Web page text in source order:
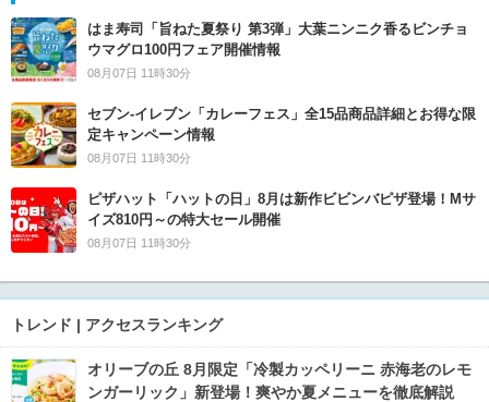
はま寿司「旨ねた夏祭り 第3弾」大葉ニンニク香るビンチョ
ウマグロ100円フェア開催情報
08月07日 11時30分
セブン‐イレブン「カレーフェス」全15品商品詳細とお得な限
定キャンペーン情報
08月07日 11時30分
ピザハット「ハットの日」8月は新作ビビンバピザ登場！Mサ
イズ810円～の特大セール開催
08月07日 11時30分
トレンド | アクセスランキング
オリーブの丘 8月限定「冷製カッペリーニ 赤海老のレモ
ンガーリック」新登場！爽やか夏メニューを徹底解説